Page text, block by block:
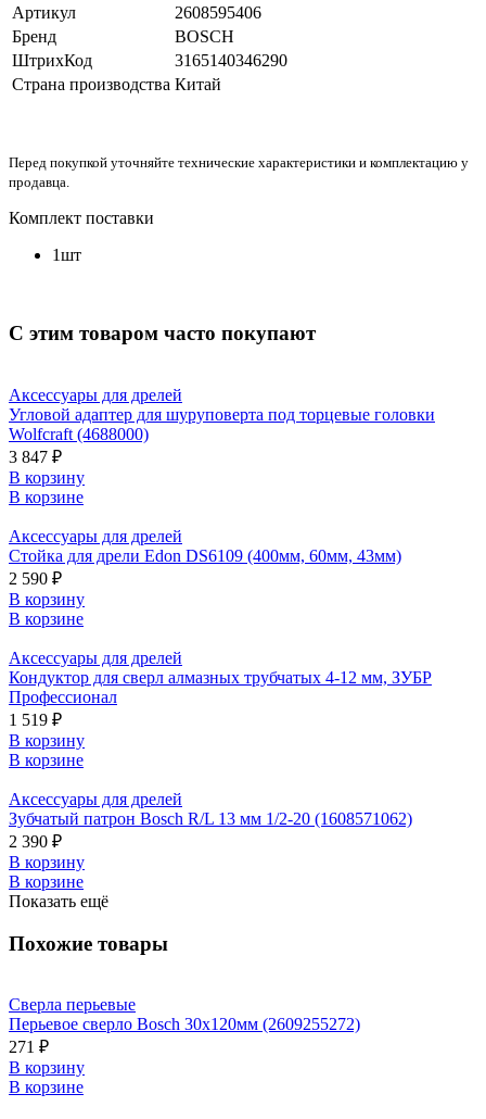
Артикул
2608595406
Бренд
BOSCH
ШтрихКод
3165140346290
Страна производства Китай
Перед покупкой уточняйте технические характеристики и комплектацию у
продавца.
Комплект поставки
1шт
С этим товаром часто покупают
Аксессуары для дрелей
Угловой адаптер для шуруповерта под торцевые головки
Wolfcraft (4688000)
3 847 ₽
В корзину
В корзине
Аксессуары для дрелей
Стойка для дрели Edon DS6109 (400мм, 60мм, 43мм)
2 590 ₽
В корзину
В корзине
Аксессуары для дрелей
Кондуктор для сверл алмазных трубчатых 4-12 мм, ЗУБР
Профессионал
1 519 ₽
В корзину
В корзине
Аксессуары для дрелей
Зубчатый патрон Bosch R/L 13 мм 1/2-20 (1608571062)
2 390 ₽
В корзину
В корзине
Показать ещё
Похожие товары
Сверла перьевые
Перьевое сверло Bosch 30х120мм (2609255272)
271 ₽
В корзину
В корзине